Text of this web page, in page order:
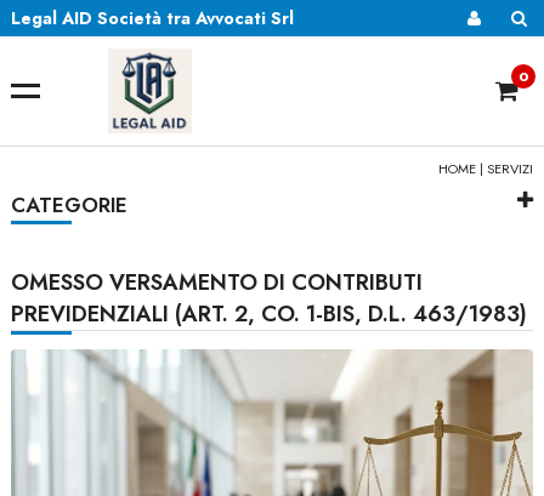
Legal AID Società tra Avvocati Srl
0
HOME |SERVIZI
CATEGORIE
OMESSO VERSAMENTO DI CONTRIBUTI
PREVIDENZIALI (ART. 2, CO. 1-BIS, D.L. 463/1983)